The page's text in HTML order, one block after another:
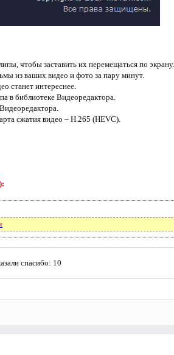
чтобы заставить их перемещаться по экрану.
из ваших видео и фото за пару минут.
станет интереснее.
в библиотеке Видеоредактора.
сжатия видео – H.265 (HEVC).
спасибо: 10